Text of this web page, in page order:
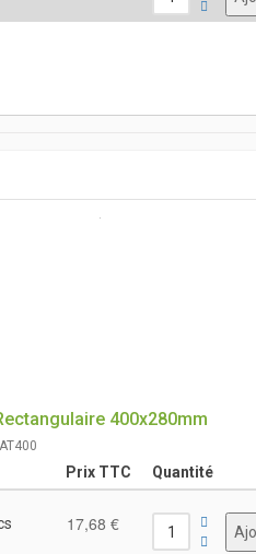
400x280mm
Prix TTC Quantité
17,68 €